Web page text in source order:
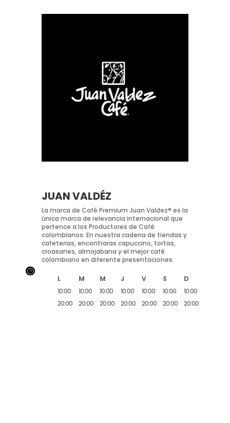
JUAN VALDÉZ
La marca de Café Premium Juan Valdez® es la
única marca de relevancia internacional que
pertence a los Productores de Café
colombianos. En nuestra cadena de tiendas y
cafeterias, encontraras capuccino, tortas,
croasanes, almojabana y el mejor café
colombiano en diferente presentaciones.
L M M J V S
D
10:00
20:00
10:00
20:00
10:00
20:00
10:00
20:00
10:00
20:00
10:00
20:00
10:00
20:00
}